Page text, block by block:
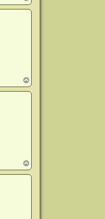
a
g
a
g
a
g